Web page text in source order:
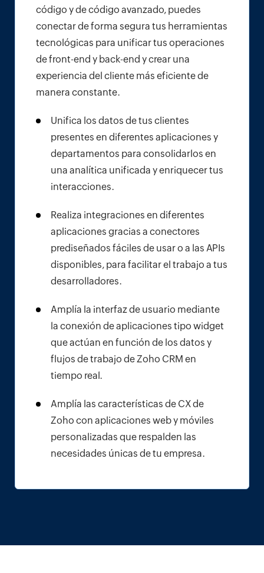
código y de código avanzado, puedes
conectar de forma segura tus herramientas
tecnológicas para unificar tus operaciones
de front-end y back-end y crear una
experiencia del cliente más eficiente de
manera constante.
Unifica los datos de tus clientes
presentes en diferentes aplicaciones y
departamentos para consolidarlos en
una analítica unificada y enriquecer tus
interacciones.
Realiza integraciones en diferentes
aplicaciones gracias a conectores
prediseñados fáciles de usar o a las APIs
disponibles, para facilitar el trabajo a tus
desarrolladores.
Amplía la interfaz de usuario mediante
la conexión de aplicaciones tipo widget
que actúan en función de los datos y
flujos de trabajo de Zoho CRM en
tiempo real.
Amplía las características de CX de
Zoho con aplicaciones web y móviles
personalizadas que respalden las
necesidades únicas de tu empresa.